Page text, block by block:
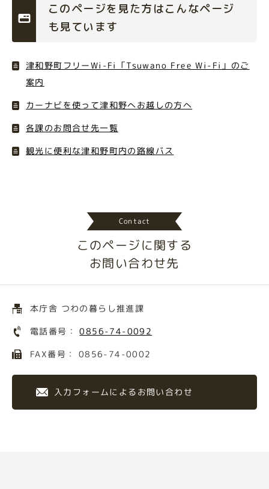
このページを見た方はこんなページ
も見ています
津和野町フリーWi-Fi「Tsuwano Free Wi-Fi」のご
案内
カーナビを使って津和野へお越しの方へ
各課のお問合せ先一覧
観光に便利な津和野町内の路線バス
Contact
このページに関する
お問い合わせ先
本庁舎 つわの暮らし推進課
電話番号：0856-74-0092
FAX番号： 0856-74-0002
入力フォームによるお問い合わせ